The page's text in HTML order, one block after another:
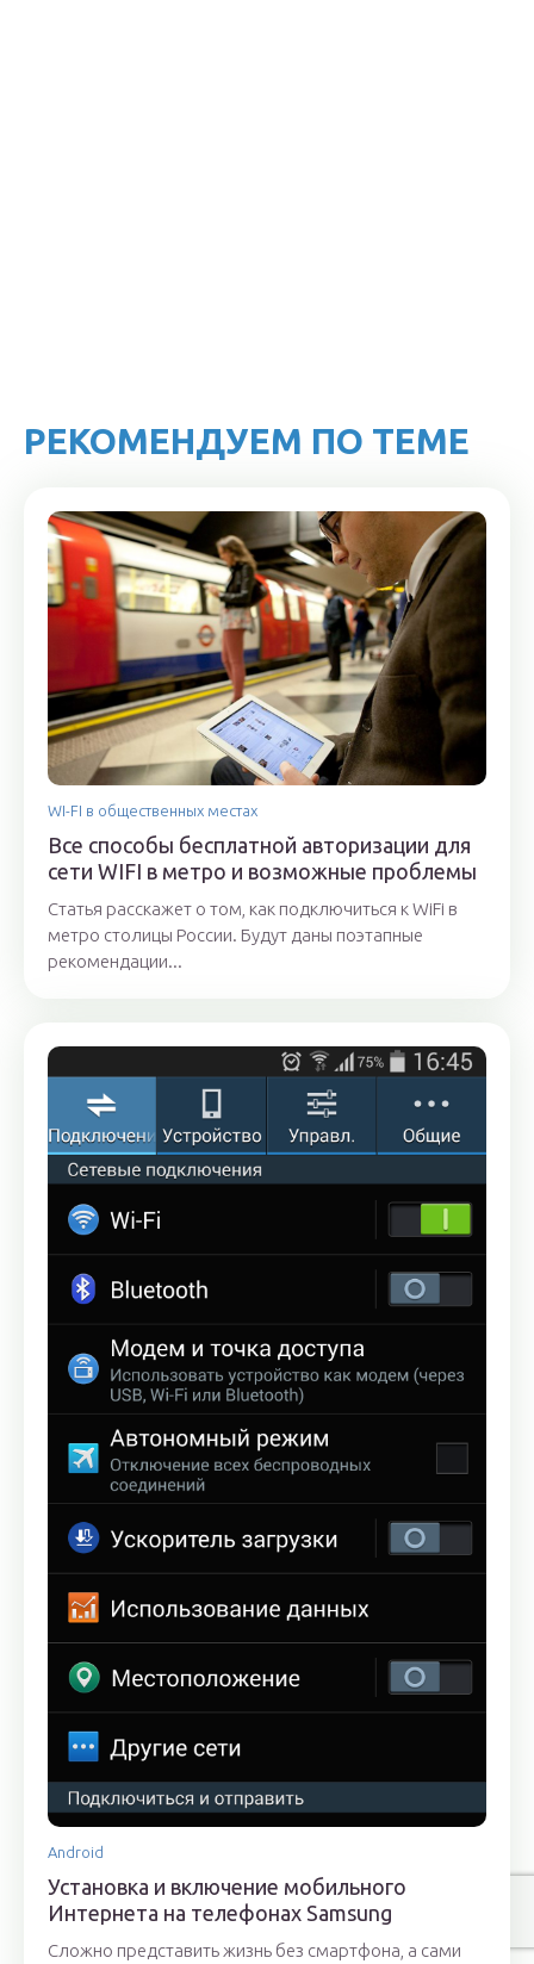
РЕКОМЕНДУЕМ ПО ТЕМЕ
WI-FI в общественных местах
Все способы бесплатной авторизации для
сети WIFI в метро и возможные проблемы
Статья расскажет о том, как подключиться к WiFi в
метро столицы России. Будут даны поэтапные
рекомендации...
Android
Установка и включение мобильного
Интернета на телефонах Samsung
Сложно представить жизнь без смартфона, а сами